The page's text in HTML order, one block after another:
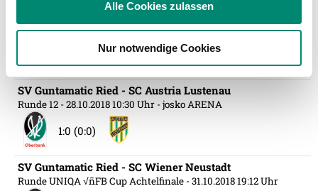
weiteren Daten zusammen, die Sie ihnen bereitgestellt
haben oder die sie im Rahmen Ihrer Nutzung der Dienste
gesammelt haben.
Weitere Details, insbesondere zu Speicherdauer und
Empfänger entnehmen Sie unserer
Datenschutzerklärung
Alle Cookies zulassen
Nur notwendige Cookies
SV Licht-Loidl Lafnitz - SV Guntamatic Ried
Runde 11- 19.10.2018 19:10 Uhr- Fußballarena Lafnitz
SV Guntamatic Ried - SC Austria Lustenau
Runde 12 - 28.10.2018 10:30 Uhr - josko ARENA
1:0 (0:0)
SV Guntamatic Ried - SC Wiener Neustadt
Runde UNIQA √ñFB Cup Achtelfinale - 31.10.2018 19:12 Uhr